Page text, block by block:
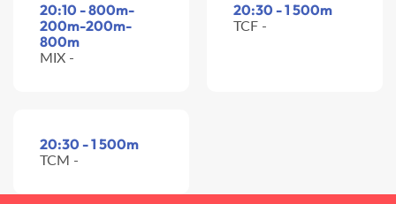
20:10 - 800m-
200m-200m-
800m
MIX -
20:30 - 1 500m
TCF -
20:30 - 1 500m
TCM -